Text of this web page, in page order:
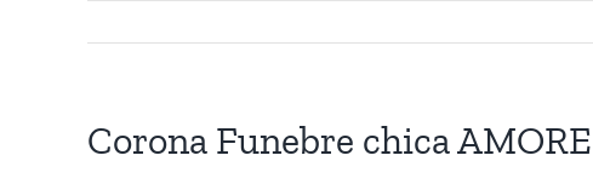
Corona Funebre chica AMORE